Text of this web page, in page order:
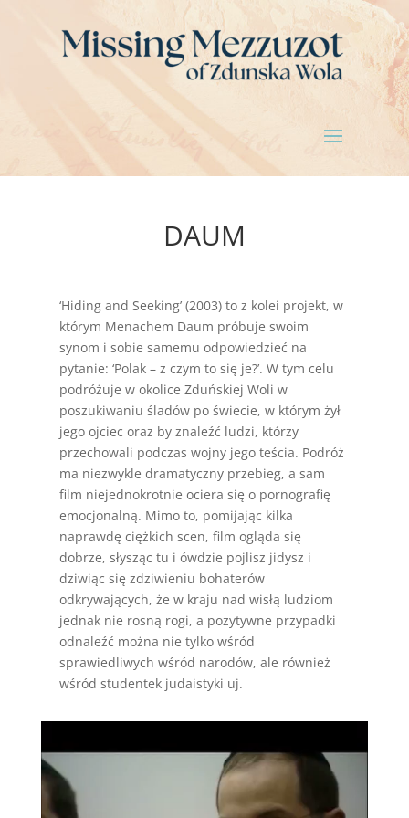
DAUM
‘Hiding and Seeking’ (2003) to z kolei projekt, w
którym Menachem Daum próbuje swoim
synom i sobie samemu odpowiedzieć na
pytanie: ‘Polak – z czym to się je?’. W tym celu
podróżuje w okolice Zduńskiej Woli w
poszukiwaniu śladów po świecie, w którym żył
jego ojciec oraz by znaleźć ludzi, którzy
przechowali podczas wojny jego teścia. Podróż
ma niezwykle dramatyczny przebieg, a sam
film niejednokrotnie ociera się o pornografię
emocjonalną. Mimo to, pomijając kilka
naprawdę ciężkich scen, film ogląda się
dobrze, słysząc tu i ówdzie pojlisz jidysz i
dziwiąc się zdziwieniu bohaterów
odkrywających, że w kraju nad wisłą ludziom
jednak nie rosną rogi, a pozytywne przypadki
odnaleźć można nie tylko wśród
sprawiedliwych wśród narodów, ale również
wśród studentek judaistyki uj.